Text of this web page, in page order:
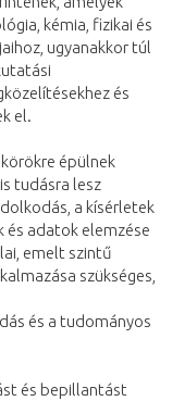
kémia, fizikai és
ugyanakkor túl
és
el.
épülnek
tudásra lesz
a kísérletek
és adatok elemzése
emelt szintű
szükséges,
és a tudományos
és bepillantást